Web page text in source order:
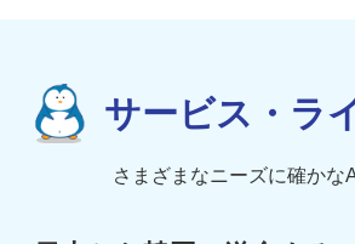
サービス・ラ
さまざまなニーズに確かな